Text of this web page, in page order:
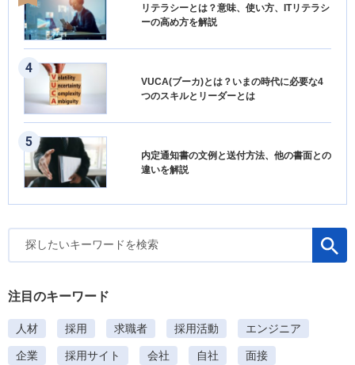
リテラシーとは？意味、使い方、ITリテラシ
ーの高め方を解説
VUCA(ブーカ)とは？いまの時代に必要な4
つのスキルとリーダーとは
内定通知書の文例と送付方法、他の書面との
違いを解説
注目のキーワード
人材 採用 求職者 採用活動 エンジニア
企業 採用サイト 会社 自社 面接